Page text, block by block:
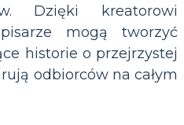
Dzięki kreatorowi
mogą tworzyć
historie o przejrzystej
odbiorców na całym